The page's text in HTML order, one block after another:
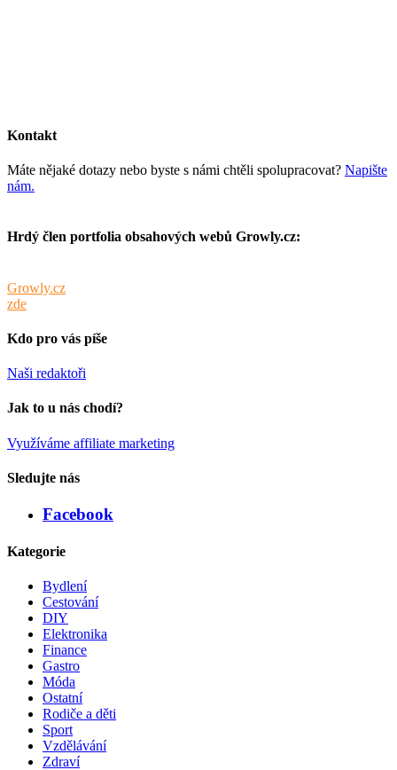
Kontakt
Máte nějaké dotazy nebo byste s námi chtěli spolupracovat? Napište
nám.
Hrdý člen portfolia obsahových webů Growly.cz:
Growly.cz
zde
Kdo pro vás píše
Naši redaktoři
Jak to u nás chodí?
Využíváme affiliate marketing
Sledujte nás
Facebook
Kategorie
Bydlení
Cestování
DIY
Elektronika
Finance
Gastro
Móda
Ostatní
Rodiče a děti
Sport
Vzdělávání
Zdraví